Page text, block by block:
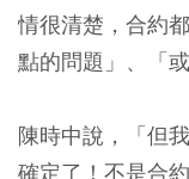
情很清楚，合約
點的問題」、「
陳時中說，「但
確定了！不是合